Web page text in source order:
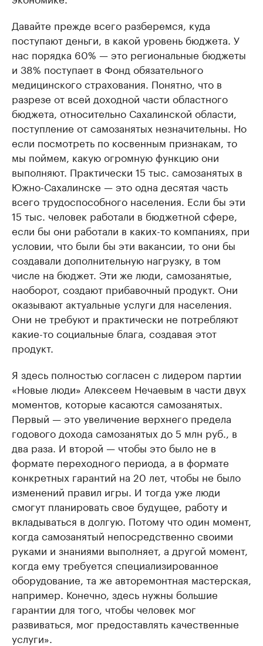
Давайте прежде всего разберемся, куда
поступают деньги, в какой уровень бюджета. У
нас порядка 60% — это региональные бюджеты
и 38% поступает в Фонд обязательного
медицинского страхования. Понятно, что в
разрезе от всей доходной части областного
бюджета, относительно Сахалинской области,
поступление от самозанятых незначительны. Но
если посмотреть по косвенным признакам, то
мы поймем, какую огромную функцию они
выполняют. Практически 15 тыс. самозанятых в
Южно-Сахалинске — это одна десятая часть
всего трудоспособного населения. Если бы эти
15 тыс. человек работали в бюджетной сфере,
если бы они работали в каких-то компаниях, при
условии, что были бы эти вакансии, то они бы
создавали дополнительную нагрузку, в том
числе на бюджет. Эти же люди, самозанятые,
наоборот, создают прибавочный продукт. Они
оказывают актуальные услуги для населения.
Они не требуют и практически не потребляют
какие-то социальные блага, создавая этот
продукт.
Я здесь полностью согласен с лидером партии
«Новые люди» Алексеем Нечаевым в части двух
моментов, которые касаются самозанятых.
Первый — это увеличение верхнего предела
годового дохода самозанятых до 5 млн руб., в
два раза. И второй — чтобы это было не в
формате переходного периода, а в формате
конкретных гарантий на 20 лет, чтобы не было
изменений правил игры. И тогда уже люди
смогут планировать свое будущее, работу и
вкладываться в долгую. Потому что один момент,
когда самозанятый непосредственно своими
руками и знаниями выполняет, а другой момент,
когда ему требуется специализированное
оборудование, та же авторемонтная мастерская,
например. Конечно, здесь нужны большие
гарантии для того, чтобы человек мог
развиваться, мог предоставлять качественные
услуги».